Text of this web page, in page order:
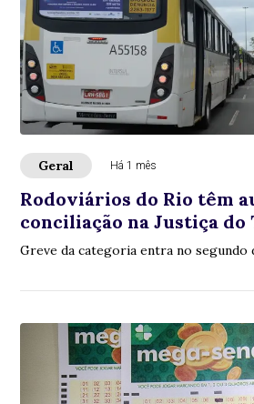
Geral Há 1 mês
Rodoviários do Rio têm
conciliação na Justiça do
Greve da categoria entra no segundo